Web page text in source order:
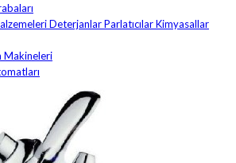
Deterjanlar Parlatıcılar Kimyasallar
Makineleri